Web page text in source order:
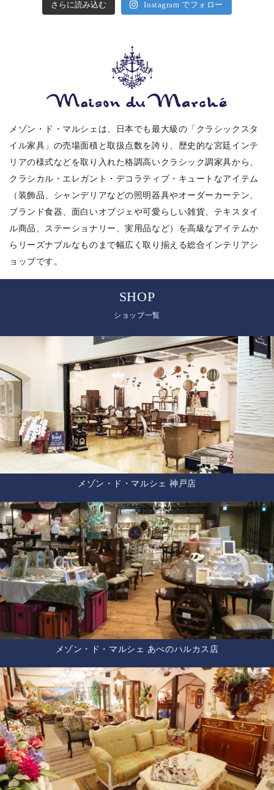
さらに読み込む Instagram でフォロー
メゾン・ド・マルシェは、日本でも最大級の「クラシックスタ
イル家具」の売場面積と取扱点数を誇り、歴史的な宮廷インテ
リアの様式などを取り入れた格調高いクラシック調家具から、
クラシカル・エレガント・デコラティブ・キュートなアイテム
（装飾品、シャンデリアなどの照明器具やオーダーカーテン、
ブランド食器、面白いオブジェや可愛らしい雑貨、テキスタイ
ル商品、ステーショナリー、実用品など）を高級なアイテムか
らリーズナブルなものまで幅広く取り揃える総合インテリアシ
ョップです。
SHOP
ショップ一覧
メゾン・ド・マルシェ 神戸店
メゾン・ド・マルシェ あべのハルカス店